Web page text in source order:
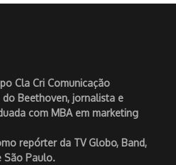
Cla Cri Comunicação
Beethoven, jornalista e
com MBA em marketing
repórter da TV Globo, Band,
São Paulo.